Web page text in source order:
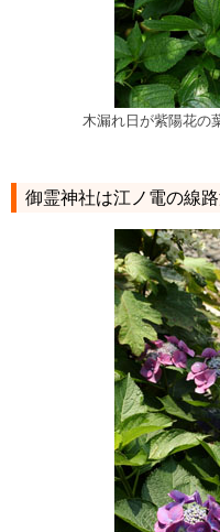
木漏れ日が紫陽花の
御霊神社は江ノ電の線